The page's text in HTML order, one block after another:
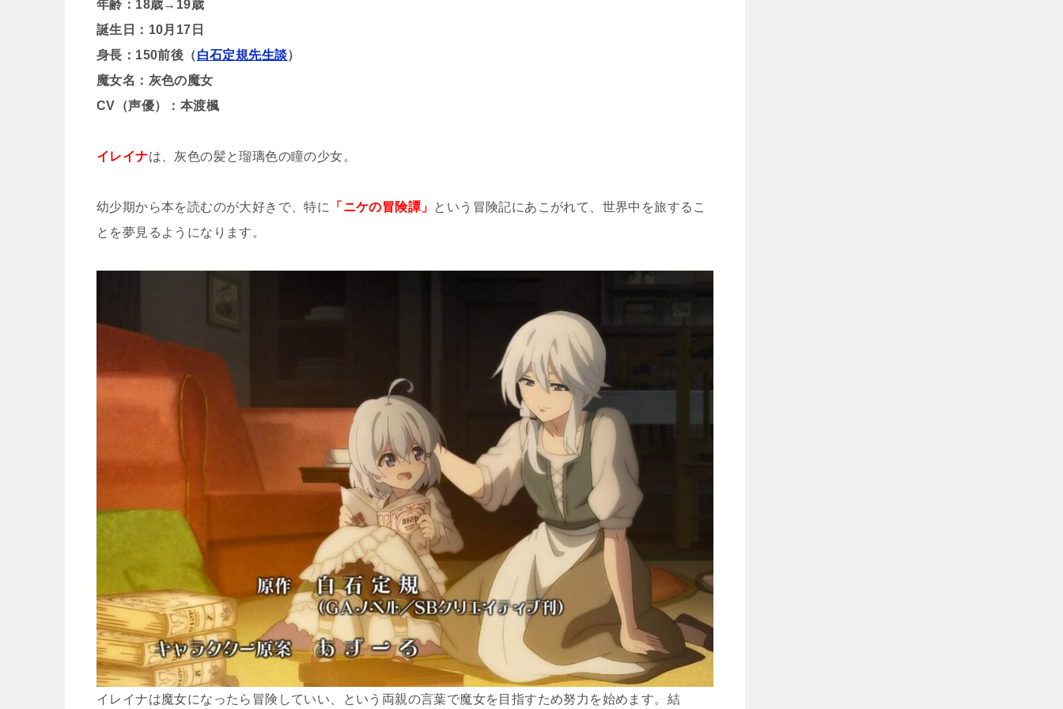
年齢：18歳→19歳
誕生日：10月17日
身長：150前後（白石定規先生談）
魔女名：灰色の魔女
CV（声優）：本渡楓
イレイナは、灰色の髪と瑠璃色の瞳の少女。
幼少期から本を読むのが大好きで、特に 「ニケの冒険譚」 という冒険記にあこがれて、世界中を旅するこ
とを夢見るようになります。
イレイナは魔女になったら冒険していい、という両親の言葉で魔女を目指すため努力を始めます。結